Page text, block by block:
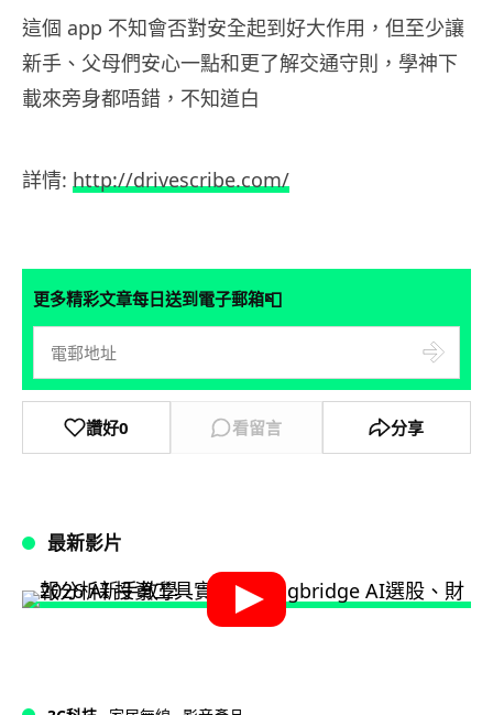
這個 app 不知會否對安全起到好大作用，但至少讓
新手、父母們安心一點和更了解交通守則，學神下
載來旁身都唔錯，不知道白
詳情: http://drivescribe.com/
更多精彩文章每日送到電子郵箱📮
讚好0 看留言 分享
最新影片